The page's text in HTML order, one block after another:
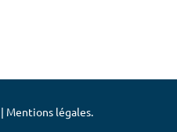
Mentions légales.